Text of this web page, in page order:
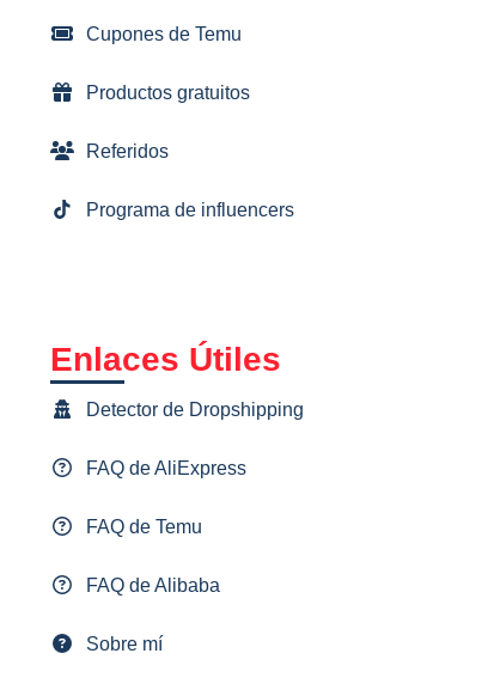
Cupones de Temu
Productos gratuitos
Referidos
Programa de influencers
Enlaces Útiles
Detector de Dropshipping
FAQ de AliExpress
FAQ de Temu
FAQ de Alibaba
Sobre mí